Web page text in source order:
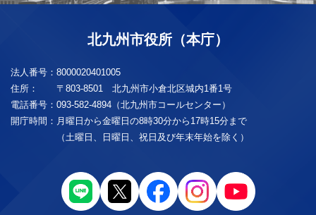
北九州市役所（本庁）
法人番号： 8000020401005
住所：
〒803-8501 北九州市小倉北区城内1番1号
電話番号： 093-582-4894（北九州市コールセンター）
開庁時間： 月曜日から金曜日の8時30分から17時15分まで
（土曜日、日曜日、祝日及び年末年始を除く）